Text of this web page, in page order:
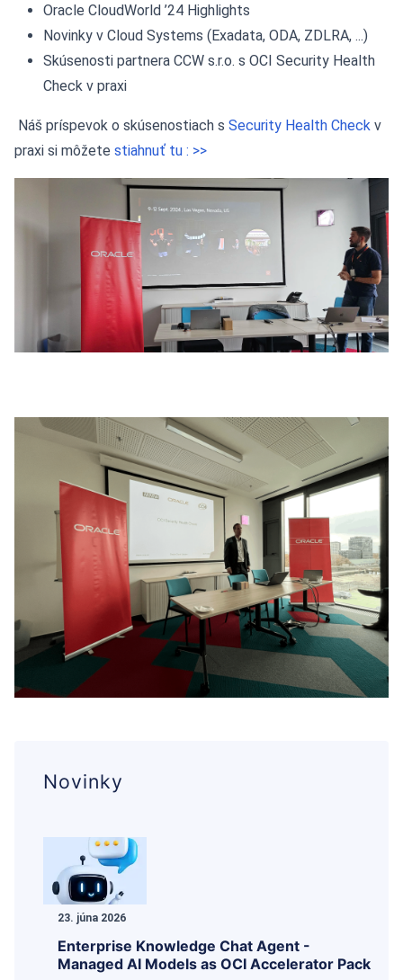
Oracle CloudWorld ’24 Highlights
Novinky v Cloud Systems (Exadata, ODA, ZDLRA, ...)
Skúsenosti partnera CCW s.r.o. s OCI Security Health
Check v praxi
Náš príspevok o skúsenostiach s Security Health Check v
praxi si môžete stiahnuť tu : >>
Novinky
23. júna 2026
Enterprise Knowledge Chat Agent -
Managed AI Models as OCI Accelerator Pack